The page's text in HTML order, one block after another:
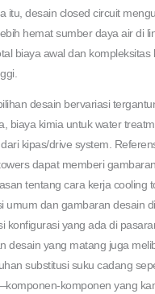
itu, desain closed circuit
hemat sumber daya air di
biaya awal dan kompleksitas
desain bervariasi
biaya kimia untuk water
kipas/drive system.
dapat memberi
tentang cara kerja cooling
umum dan gambaran desain
konfigurasi yang ada di
desain yang matang juga
substitusi suku cadang
komponen yang